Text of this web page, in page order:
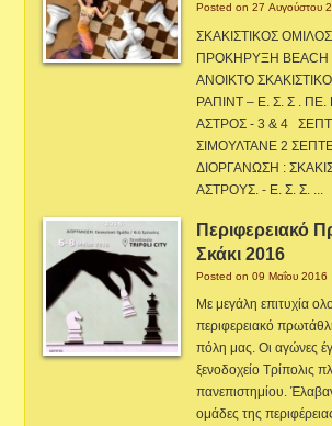
Posted on 27 Αυγούστου
ΣΚΑΚΙΣΤΙΚΟΣ
ΠΡΟΚΗΡΥΞΗ BEACH
ΑΝΟΙΚΤΟ
ΡΑΠΙΝΤ – Ε. Σ. Σ .
ΑΣΤΡΟΣ - 3 & 4
ΣΙΜΟΥΛΤΑΝΕ 2
ΔΙΟΡΓΑΝΩΣΗ :
ΑΣΤΡΟΥΣ. - Ε. Σ. Σ. ...
Περιφερειακό
Σκάκι 2016
Posted on 09 Μαΐου 2016
Με μεγάλη επιτυχία
περιφερειακό
πόλη μας. Οι αγώνες
ξενοδοχείο Τρίπολις
πανεπιστημίου.
ομάδες της